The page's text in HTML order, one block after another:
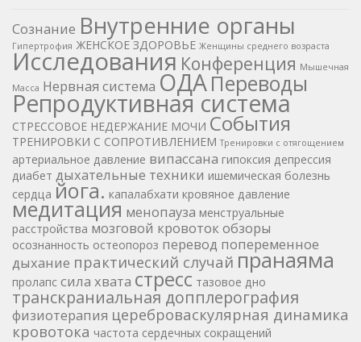
Cознание Внутренние органы
Гипертрофия ЖЕНСКОЕ ЗДОРОВЬЕ Женщины среднего возраста
Исследования Конференция Мышечная
Масса Нервная система ОДАПереводы
Репродуктивная система
СТРЕССОВОЕ НЕДЕРЖАНИЕ МОЧИ События
ТРЕНИРОВКИ С СОПРОТИВЛЕНИЕМ Тренировки с отягощением
артериальное давление випассана гипоксия депрессия
диабет дыхательные техники ишемическая болезнь
сердца йога. капалабхати кровяное давление
медитация менопауза менструальные
расстройства мозговой кровотокобзоры
осознанность остеопороз перевод попеременное
дыхание практический случай пранаяма
пролапс сила хвата стресс тазовое дно
транскраниальная допплерография
физиотерапия цереброваскулярная динамика
кровотока частота сердечных сокращений